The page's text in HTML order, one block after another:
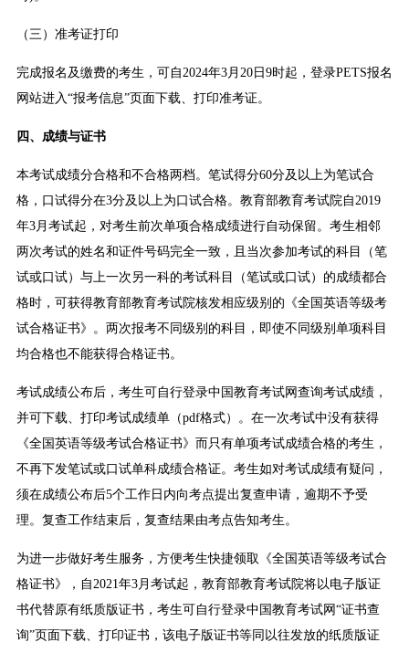
（三）准考证打印
完成报名及缴费的考生，可自2024年3月20日9时起，登录PETS报名
网站进入“报考信息”页面下载、打印准考证。
四、成绩与证书
本考试成绩分合格和不合格两档。笔试得分60分及以上为笔试合
格，口试得分在3分及以上为口试合格。教育部教育考试院自2019
年3月考试起，对考生前次单项合格成绩进行自动保留。考生相邻
两次考试的姓名和证件号码完全一致，且当次参加考试的科目（笔
试或口试）与上一次另一科的考试科目（笔试或口试）的成绩都合
格时，可获得教育部教育考试院核发相应级别的《全国英语等级考
试合格证书》。两次报考不同级别的科目，即使不同级别单项科目
均合格也不能获得合格证书。
考试成绩公布后，考生可自行登录中国教育考试网查询考试成绩，
并可下载、打印考试成绩单（pdf格式）。在一次考试中没有获得
《全国英语等级考试合格证书》而只有单项考试成绩合格的考生，
不再下发笔试或口试单科成绩合格证。考生如对考试成绩有疑问，
须在成绩公布后5个工作日内向考点提出复查申请，逾期不予受
理。复查工作结束后，复查结果由考点告知考生。
为进一步做好考生服务，方便考生快捷领取《全国英语等级考试合
格证书》，自2021年3月考试起，教育部教育考试院将以电子版证
书代替原有纸质版证书，考生可自行登录中国教育考试网“证书查
询”页面下载、打印证书，该电子版证书等同以往发放的纸质版证